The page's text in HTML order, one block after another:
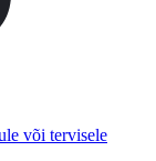
või tervisele